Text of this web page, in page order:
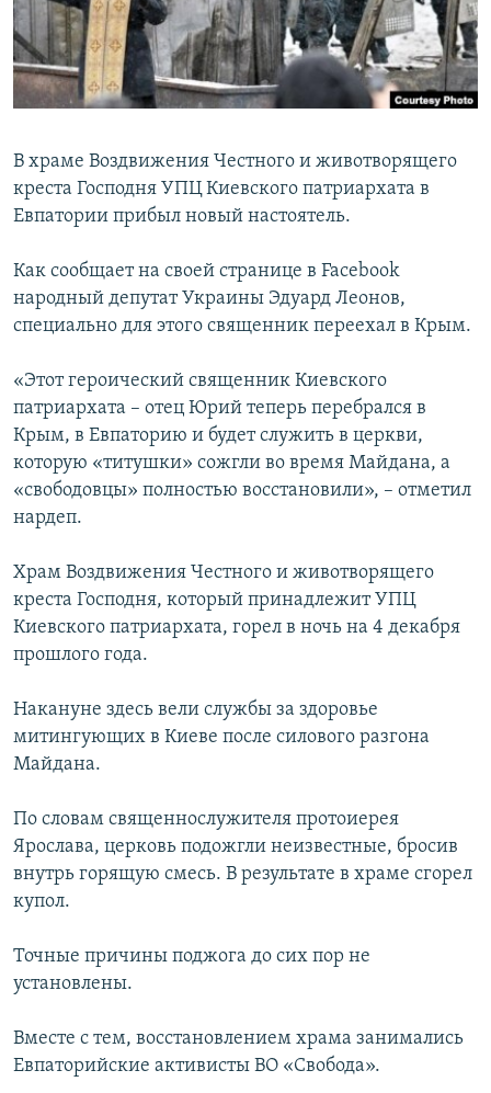
ПОБЕДИТЕЛЕЙ НЕ СУДЯТ?
КРЫМ.НЕПОКОРЕННЫЙ
ELIFBE
ПРИСОЕДИНЯЙТЕСЬ!
Все сайты RFE/RL
В храме Воздвижения Честного и животворящего
креста Господня УПЦ Киевского патриархата в
Евпатории прибыл новый настоятель.
Как сообщает на своей странице в Facebook
народный депутат Украины Эдуард Леонов,
специально для этого священник переехал в Крым.
«Этот героический священник Киевского
патриархата – отец Юрий теперь перебрался в
Крым, в Евпаторию и будет служить в церкви,
которую «титушки» сожгли во время Майдана, а
«свободовцы» полностью восстановили», – отметил
нардеп.
Храм Воздвижения Честного и животворящего
креста Господня, который принадлежит УПЦ
Киевского патриархата, горел в ночь на 4 декабря
прошлого года.
Накануне здесь вели службы за здоровье
митингующих в Киеве после силового разгона
Майдана.
По словам священнослужителя протоиерея
Ярослава, церковь подожгли неизвестные, бросив
внутрь горящую смесь. В результате в храме сгорел
купол.
Точные причины поджога до сих пор не
установлены.
Вместе с тем, восстановлением храма занимались
Евпаторийские активисты ВО «Свобода».